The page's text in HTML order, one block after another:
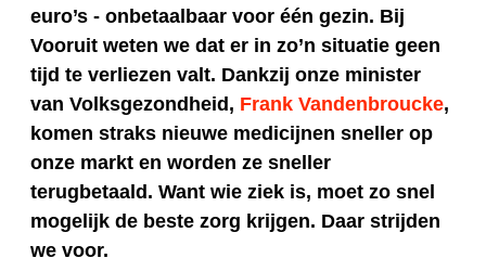
euro’s - onbetaalbaar voor één gezin. Bij
Vooruit weten we dat er in zo’n situatie geen
tijd te verliezen valt. Dankzij onze minister
van Volksgezondheid, Frank Vandenbroucke,
komen straks nieuwe medicijnen sneller op
onze markt en worden ze sneller
terugbetaald. Want wie ziek is, moet zo snel
mogelijk de beste zorg krijgen. Daar strijden
we voor.